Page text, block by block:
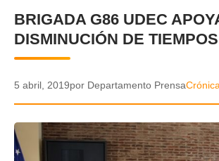
DEPORTES
POLICIAL
✕
BRIGADA G86 UDEC
DISMINUCIÓN DE
5 abril, 2019por Departamento Prensa